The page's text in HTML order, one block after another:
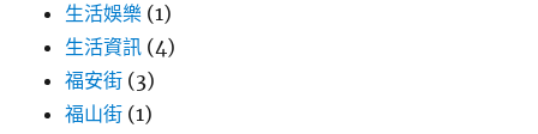
生活娛樂 (1)
生活資訊 (4)
福安街 (3)
福山街 (1)